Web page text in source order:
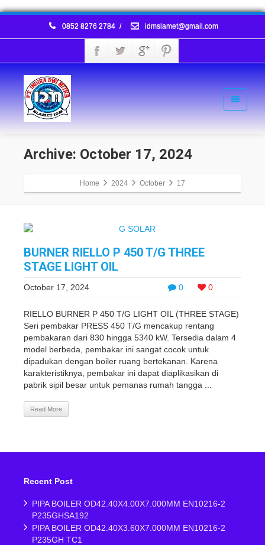
0852 8276 2784 / idmslamet@gmail.com
Archive: October 17, 2024
Home 2024 October 17
BURNER RIELLO P 450 T/G THREE
STAGE LIGHT OIL
0 0
October 17, 2024
RIELLO BURNER P 450 T/G LIGHT OIL (THREE STAGE)
Seri pembakar PRESS 450 T/G mencakup rentang
pembakaran dari 830 hingga 5340 kW. Tersedia dalam 4
model berbeda, pembakar ini sangat cocok untuk
dipadukan dengan boiler ruang bertekanan. Karena
karakteristiknya, pembakar ini dapat diaplikasikan di
pabrik sipil besar untuk pemanas rumah tangga ...
Read More
Recent Post
PIPA BOILER OD42.40X4.00X7.000MM EN10216-2
P235GHSA192
PIPA BOILER OD42.40X3.60X7.000MM EN10216-2
P235GH TC1